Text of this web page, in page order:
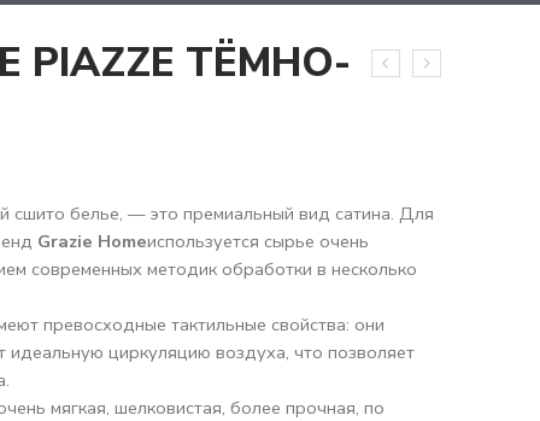
PIAZZE ТЁМНО-
сшито белье, — это премиальный вид сатина. Для
Grazie Homeиспользуется сырье очень
современных методик обработки в несколько
превосходные тактильные свойства: они
идеальную циркуляцию воздуха, что позволяет
мягкая, шелковистая, более прочная, по